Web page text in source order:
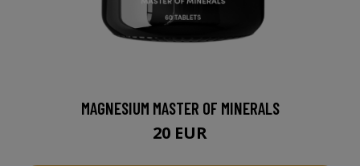
MAGNESIUM MASTER OF MINERALS
20 EUR